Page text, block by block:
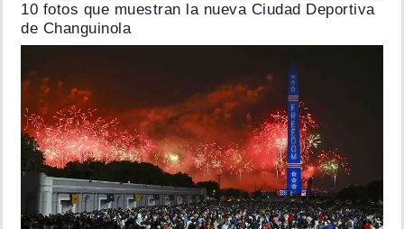
10 fotos que muestran la nueva Ciudad Deportiva
de Changuinola